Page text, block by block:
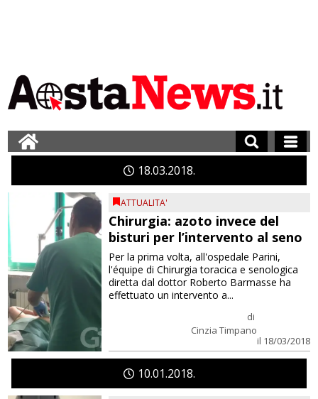
1803 2018
ATTUALITA'
Chirurgia: azoto invece del
bisturi per l’intervento al seno
di
Cinzia Timpano
il 18/03/2018
Per la prima volta, all'ospedale Parini,
l'équipe di Chirurgia toracica e senologica
diretta dal dottor Roberto Barmasse ha
effettuato un intervento a...
1001 2018